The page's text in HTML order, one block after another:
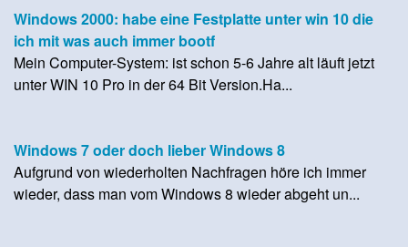
Windows 2000: habe eine Festplatte unter win 10 die
ich mit was auch immer bootf
Mein Computer-System: ist schon 5-6 Jahre alt läuft jetzt
unter WIN 10 Pro in der 64 Bit Version.Ha...
Windows 7 oder doch lieber Windows 8
Aufgrund von wiederholten Nachfragen höre ich immer
wieder, dass man vom Windows 8 wieder abgeht un...